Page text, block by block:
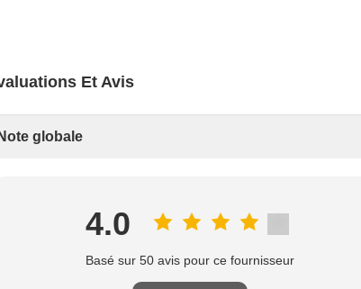
Et Avis
Note globale
4.0
Basé sur 50 avis pour ce fournisseur